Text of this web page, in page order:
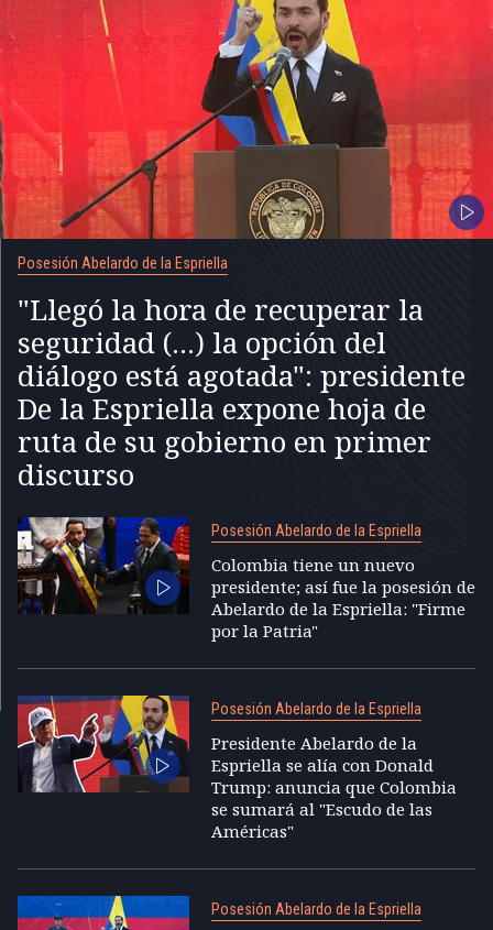
Posesión Abelardo de la Espriella
"Llegó la hora de recuperar la
seguridad (...) la opción del
diálogo está agotada": presidente
De la Espriella expone hoja de
ruta de su gobierno en primer
discurso
Posesión Abelardo de la Espriella
Colombia tiene un nuevo
presidente; así fue la posesión de
Abelardo de la Espriella: "Firme
por la Patria"
Posesión Abelardo de la Espriella
Presidente Abelardo de la
Espriella se alía con Donald
Trump: anuncia que Colombia
se sumará al "Escudo de las
Américas"
Posesión Abelardo de la Espriella